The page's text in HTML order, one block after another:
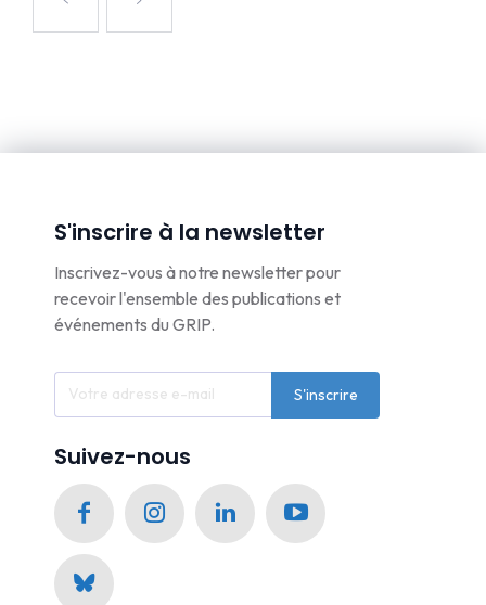
S'inscrire à la newsletter
Inscrivez-vous à notre newsletter pour
recevoir l'ensemble des publications et
événements du GRIP.
S'inscrire
Suivez-nous